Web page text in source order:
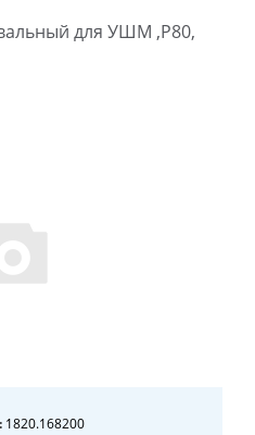
для УШМ ,P80,
1820.168200